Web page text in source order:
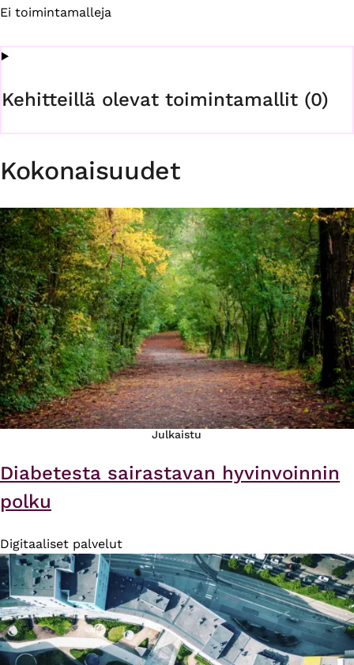
Ei toimintamalleja
Kehitteillä olevat toimintamallit (0)
Kokonaisuudet
Julkaistu
Diabetesta sairastavan hyvinvoinnin
polku
Digitaaliset palvelut